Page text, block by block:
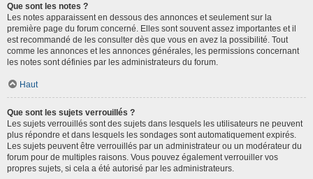
Que sont les notes ?
Les notes apparaissent en dessous des annonces et seulement sur la
première page du forum concerné. Elles sont souvent assez importantes et il
est recommandé de les consulter dès que vous en avez la possibilité. Tout
comme les annonces et les annonces générales, les permissions concernant
les notes sont définies par les administrateurs du forum.
Haut
Que sont les sujets verrouillés ?
Les sujets verrouillés sont des sujets dans lesquels les utilisateurs ne peuvent
plus répondre et dans lesquels les sondages sont automatiquement expirés.
Les sujets peuvent être verrouillés par un administrateur ou un modérateur du
forum pour de multiples raisons. Vous pouvez également verrouiller vos
propres sujets, si cela a été autorisé par les administrateurs.